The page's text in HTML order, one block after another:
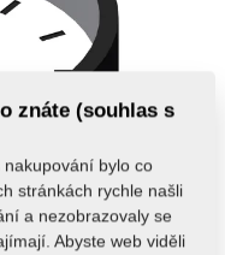
znáte (souhlas s
bylo co
stránkách rychle našli
a nezobrazovaly se
Abyste web viděli